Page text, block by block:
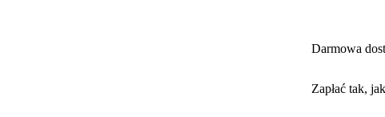
Darmowa
Zapłać tak,